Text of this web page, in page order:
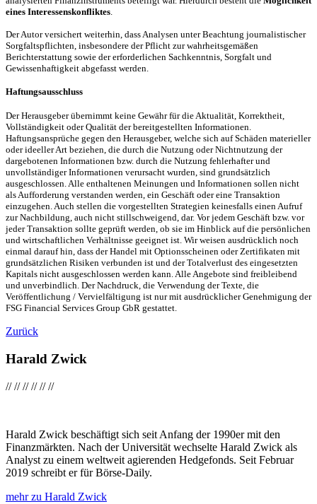
eines Interessenskonfliktes
Der Autor versichert weiterhin, dass Analysen unter Beachtung journalistischer
Sorgfaltspflichten, insbesondere der Pflicht zur wahrheitsgemäßen
Berichterstattung sowie der erforderlichen Sachkenntnis, Sorgfalt und
Gewissenhaftigkeit abgefasst werden.
Haftungsausschluss
Der Herausgeber übernimmt keine Gewähr für die Aktualität, Korrektheit,
Vollständigkeit oder Qualität der bereitgestellten Informationen.
Haftungsansprüche gegen den Herausgeber, welche sich auf Schäden materieller
oder ideeller Art beziehen, die durch die Nutzung oder Nichtnutzung der
dargebotenen Informationen bzw. durch die Nutzung fehlerhafter und
unvollständiger Informationen verursacht wurden, sind grundsätzlich
ausgeschlossen. Alle enthaltenen Meinungen und Informationen sollen nicht
als Aufforderung verstanden werden, ein Geschäft oder eine Transaktion
einzugehen. Auch stellen die vorgestellten Strategien keinesfalls einen Aufruf
zur Nachbildung, auch nicht stillschweigend, dar. Vor jedem Geschäft bzw. vor
jeder Transaktion sollte geprüft werden, ob sie im Hinblick auf die persönlichen
und wirtschaftlichen Verhältnisse geeignet ist. Wir weisen ausdrücklich noch
einmal darauf hin, dass der Handel mit Optionsscheinen oder Zertifikaten mit
grundsätzlichen Risiken verbunden ist und der Totalverlust des eingesetzten
Kapitals nicht ausgeschlossen werden kann. Alle Angebote sind freibleibend
und unverbindlich. Der Nachdruck, die Verwendung der Texte, die
Veröffentlichung / Vervielfältigung ist nur mit ausdrücklicher Genehmigung der
FSG Financial Services Group GbR gestattet.
Zurück
Harald Zwick
////////////
Harald Zwick beschäftigt sich seit Anfang der 1990er mit den
Finanzmärkten. Nach der Universität wechselte Harald Zwick als
Analyst zu einem weltweit agierenden Hedgefonds. Seit Februar
2019 schreibt er für Börse-Daily.
mehr zu Harald Zwick